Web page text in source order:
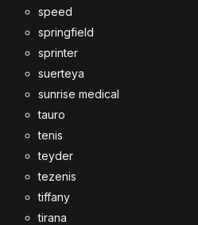
speed
springfield
sprinter
suerteya
sunrise medical
tauro
tenis
teyder
tezenis
tiffany
tirana